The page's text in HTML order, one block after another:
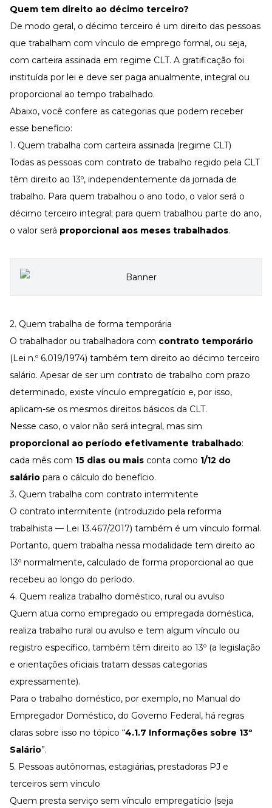
Quem tem direito ao décimo terceiro?
De modo geral, o décimo terceiro é um direito das pessoas
que trabalham com vínculo de emprego formal, ou seja,
com carteira assinada em regime CLT. A gratificação foi
instituída por lei e deve ser paga anualmente, integral ou
proporcional ao tempo trabalhado.
Abaixo, você confere as categorias que podem receber
esse benefício:
1. Quem trabalha com carteira assinada (regime CLT)
Todas as pessoas com contrato de trabalho regido pela CLT
têm direito ao 13º, independentemente da jornada de
trabalho. Para quem trabalhou o ano todo, o valor será o
décimo terceiro integral; para quem trabalhou parte do ano,
o valor será proporcional aos meses trabalhados.
2. Quem trabalha de forma temporária
O trabalhador ou trabalhadora com contrato temporário
(Lei n.º 6.019/1974) também tem direito ao décimo terceiro
salário. Apesar de ser um contrato de trabalho com prazo
determinado, existe vínculo empregatício e, por isso,
aplicam-se os mesmos direitos básicos da CLT.
Nesse caso, o valor não será integral, mas sim
proporcional ao período efetivamente trabalhado:
cada mês com 15 dias ou mais conta como 1/12 do
salário para o cálculo do benefício.
3. Quem trabalha com contrato intermitente
O contrato intermitente (introduzido pela reforma
trabalhista — Lei 13.467/2017) também é um vínculo formal.
Portanto, quem trabalha nessa modalidade tem direito ao
13º normalmente, calculado de forma proporcional ao que
recebeu ao longo do período.
4. Quem realiza trabalho doméstico, rural ou avulso
Quem atua como empregado ou empregada doméstica,
realiza trabalho rural ou avulso e tem algum vínculo ou
registro específico, também têm direito ao 13º (a legislação
e orientações oficiais tratam dessas categorias
expressamente).
Para o trabalho doméstico, por exemplo, no Manual do
Empregador Doméstico, do Governo Federal, há regras
claras sobre isso no tópico “4.1.7 Informações sobre 13º
Salário”.
5. Pessoas autônomas, estagiárias, prestadoras PJ e
terceiros sem vínculo
Quem presta serviço sem vínculo empregatício (seja